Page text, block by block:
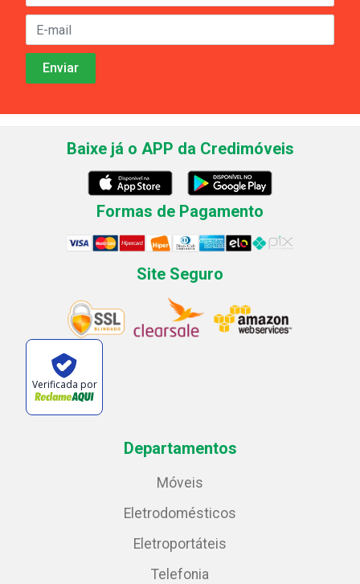
Baixe já o APP da Credimóveis
Formas de Pagamento
Site Seguro
Verificada por
Departamentos
Móveis
Eletrodomésticos
Eletroportáteis
Telefonia